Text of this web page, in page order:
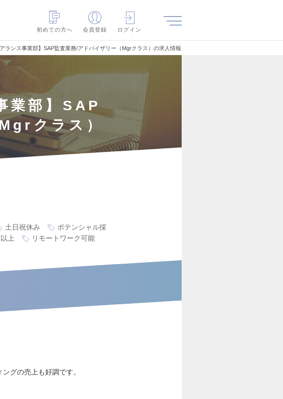
初めての方へ
会員登録 ログイン
ランス事業部】SAP監査業務/アドバイザリー（Mgrクラス）の求人情報
業部】SAP
クラス）
土日祝休み
ポテンシャル採
上
リモートワーク可能
グの売上も好調です。